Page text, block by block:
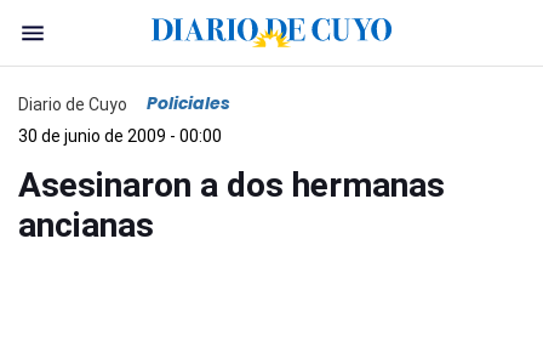
Diario de Cuyo Policiales
30 de junio de 2009 - 00:00
Asesinaron a dos hermanas
ancianas